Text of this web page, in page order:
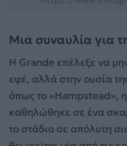
Μια συναυλία για
Η Grande επέλεξε να
εφέ, αλλά στην ουσία
όπως το «Hampstead»,
καθηλώθηκε σε ένα
το στάδιο σε απόλυτη